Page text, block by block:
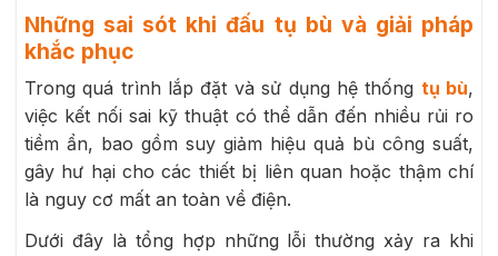
Những sai sót khi đấu tụ bù và giải pháp
khắc phục
Trong quá trình lắp đặt và sử dụng hệ thống tụ bù,
việc kết nối sai kỹ thuật có thể dẫn đến nhiều rủi ro
tiềm ẩn, bao gồm suy giảm hiệu quả bù công suất,
gây hư hại cho các thiết bị liên quan hoặc thậm chí
là nguy cơ mất an toàn về điện.
Dưới đây là tổng hợp những lỗi thường xảy ra khi